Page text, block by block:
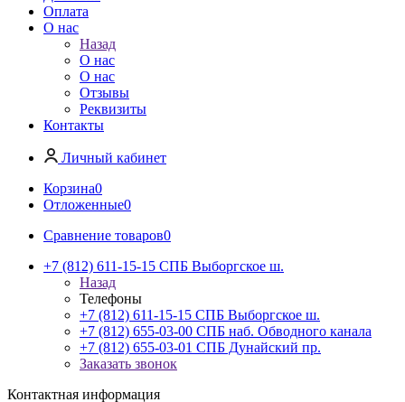
Оплата
О нас
Назад
О нас
О нас
Отзывы
Реквизиты
Контакты
Личный кабинет
Корзина0
Отложенные0
Сравнение товаров0
+7 (812) 611-15-15 СПБ Выборгское ш.
Назад
Телефоны
+7 (812) 611-15-15 СПБ Выборгское ш.
+7 (812) 655-03-00 СПБ наб. Обводного канала
+7 (812) 655-03-01 СПБ Дунайский пр.
Заказать звонок
Контактная информация